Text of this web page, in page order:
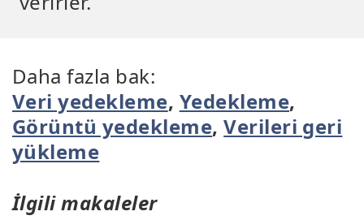
Daha fazla bak:
Veri yedekleme, Yedekleme,
Görüntü yedekleme,Verileri geri
yükleme
İlgili makaleler